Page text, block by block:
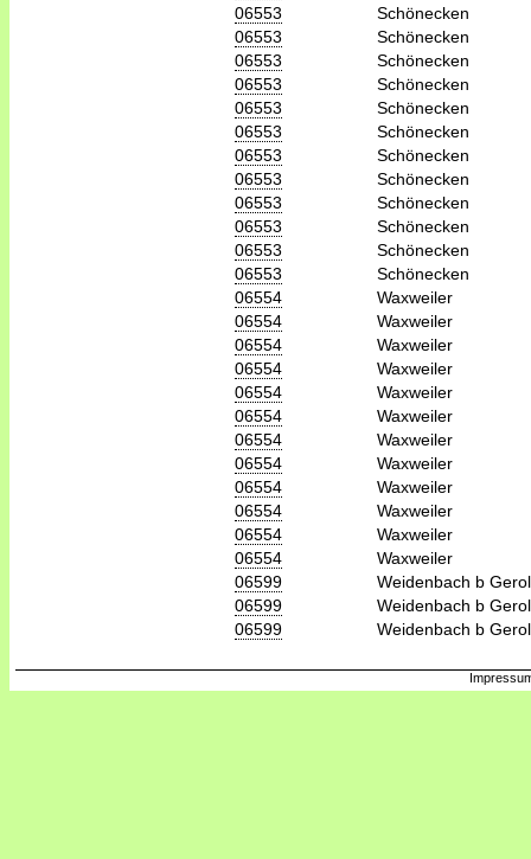
06553
Schönecken
06553
Schönecken
06553
Schönecken
06553
Schönecken
06553
Schönecken
06553
Schönecken
06553
Schönecken
06553
Schönecken
06553
Schönecken
06553
Schönecken
06553
Schönecken
06553
Schönecken
06554
Waxweiler
06554
Waxweiler
06554
Waxweiler
06554
Waxweiler
06554
Waxweiler
06554
Waxweiler
06554
Waxweiler
06554
Waxweiler
06554
Waxweiler
06554
Waxweiler
06554
Waxweiler
06554
Waxweiler
06599
Weidenbach b
06599
Weidenbach b
06599
Weidenbach b